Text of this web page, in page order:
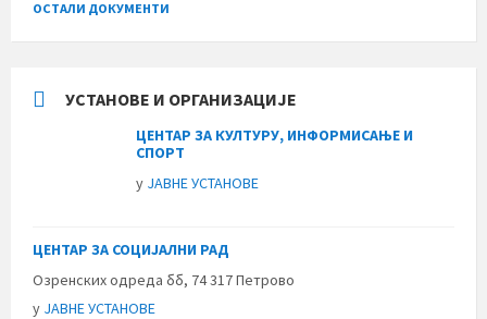
ОСТАЛИ ДОКУМЕНТИ
УСТАНОВЕ И ОРГАНИЗАЦИЈЕ
ЦЕНТАР ЗА КУЛТУРУ, ИНФОРМИСАЊЕ И
СПОРТ
у ЈАВНЕ УСТАНОВЕ
ЦЕНТАР ЗА СОЦИЈАЛНИ РАД
Озренских одреда бб, 74 317 Петрово
у ЈАВНЕ УСТАНОВЕ